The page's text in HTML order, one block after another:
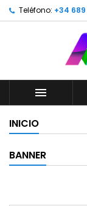
Teléfono: +34

INICIO
BANNER